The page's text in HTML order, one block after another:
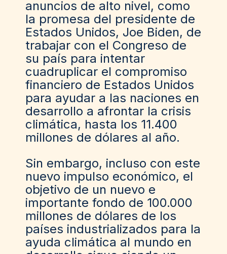
anuncios de alto nivel, como
la promesa del presidente de
Estados Unidos, Joe Biden, de
trabajar con el Congreso de
su país para intentar
cuadruplicar el compromiso
financiero de Estados Unidos
para ayudar a las naciones en
desarrollo a afrontar la crisis
climática, hasta los 11.400
millones de dólares al año.
Sin embargo, incluso con este
nuevo impulso económico, el
objetivo de un nuevo e
importante fondo de 100.000
millones de dólares de los
países industrializados para la
ayuda climática al mundo en